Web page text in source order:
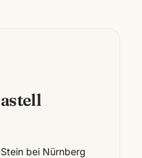
bei Nürnberg